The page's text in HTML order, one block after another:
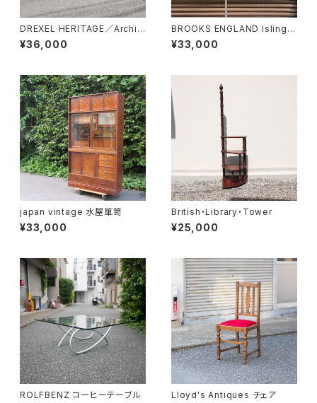
DREXEL HERITAGE／Archit
ectual Low Table
¥36,000
BROOKS ENGLAND Islingto
n Rucksack
¥33,000
japan vintage 水屋箪笥
¥33,000
British・Library・Tower
¥25,000
ROLFBENZ コーヒーテーブル Lloyd's Antiques チェア